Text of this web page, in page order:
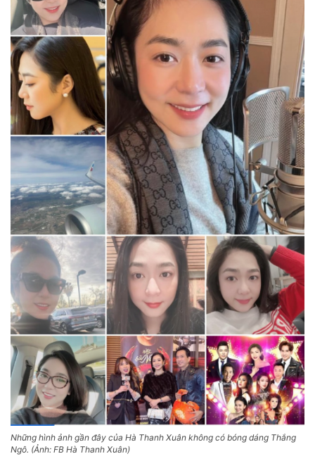
Những hình ảnh gần đây của Hà Thanh Xuân không có bóng dáng Thắng
Ngô. (Ảnh: FB Hà Thanh Xuân)